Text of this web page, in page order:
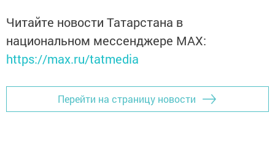
Читайте новости Татарстана в
национальном мессенджере MАХ:
https://max.ru/tatmedia
Перейти на страницу новости